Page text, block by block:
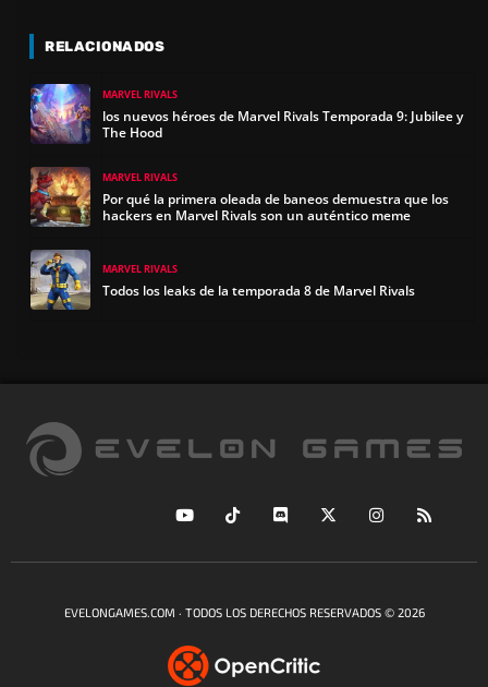
RELACIONADOS
MARVEL RIVALS
los nuevos héroes de Marvel Rivals Temporada 9: Jubilee y
The Hood
MARVEL RIVALS
Por qué la primera oleada de baneos demuestra que los
hackers en Marvel Rivals son un auténtico meme
MARVEL RIVALS
Todos los leaks de la temporada 8 de Marvel Rivals
EVELONGAMES.COM · TODOS LOS DERECHOS RESERVADOS © 2026